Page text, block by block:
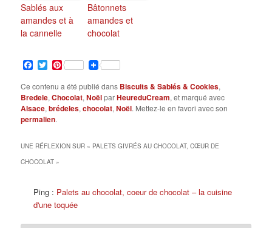
Sablés aux
amandes et à
la cannelle
Bâtonnets
amandes et
chocolat
Facebook
TwitterPinterest
Ce contenu a été publié dans Biscuits & Sablés & Cookies,
Bredele,Chocolat,NoëlparHeureduCream, et marqué avec
Alsace,brédeles,chocolat,Noël. Mettez-le en favori avec son
permalien.
UNE RÉFLEXION SUR « PALETS GIVRÉS AU CHOCOLAT, CŒUR DE
CHOCOLAT »
Ping : Palets au chocolat, coeur de chocolat – la cuisine
d'une toquée